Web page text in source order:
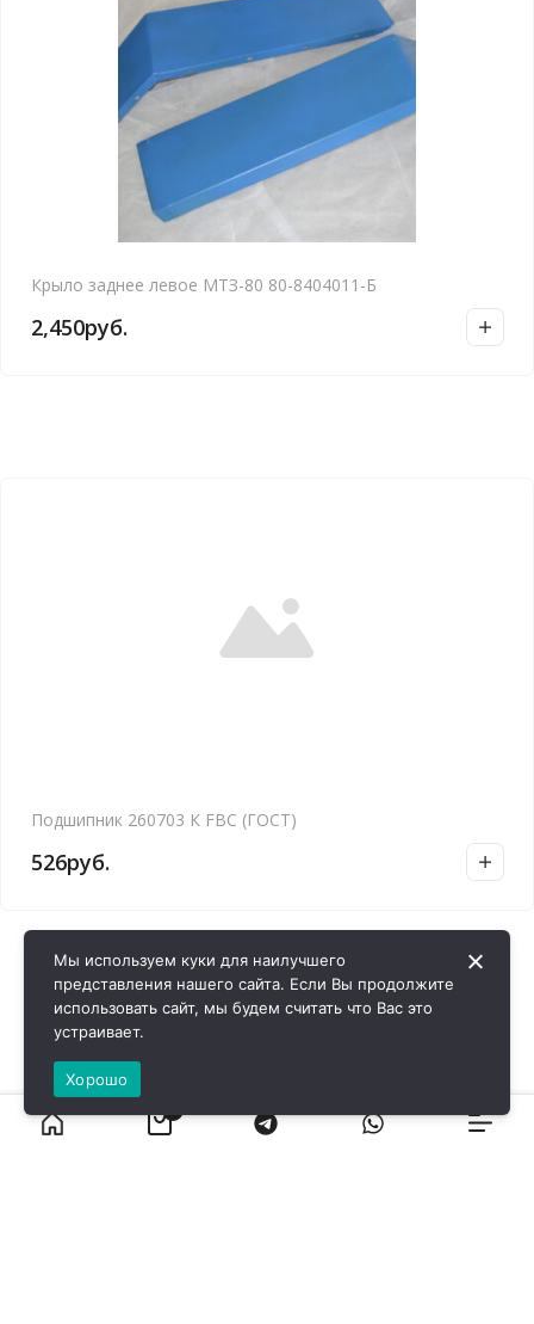
Крыло заднее левое МТЗ-80 80-8404011-Б
2,450руб.
Подшипник 260703 К FBC (ГОСТ)
526руб.
Мы используем куки для наилучшего
представления нашего сайта. Если Вы продолжите
использовать сайт, мы будем считать что Вас это
устраивает.
Хорошо